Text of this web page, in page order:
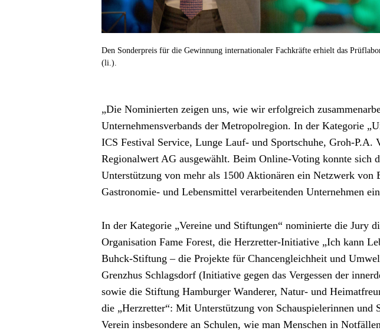
Den Sonderpreis für die Gewinnung internationaler Fachkräfte erhielt das
(li.).
„Die Nominierten zeigen uns, wie wir erfolgreich
Unternehmensverbands der Metropolregion. In der Kategorie
ICS Festival Service, Lunge Lauf- und Sportschuhe, Groh-
Regionalwert AG ausgewählt. Beim Online-Voting konnte sich
Unterstützung von mehr als 1500 Aktionären ein Netzwerk
Gastronomie- und Lebensmittel verarbeitenden Unternehmen
In der Kategorie „Vereine und Stiftungen“ nominierte die Jury
Organisation Fame Forest, die Herzretter-Initiative „Ich kann
Buhck-Stiftung – die Projekte für Chancengleichheit und
Grenzhus Schlagsdorf (Initiative gegen das Vergessen der
sowie die Stiftung Hamburger Wanderer, Natur- und
die „Herzretter“: Mit Unterstützung von Schauspielerinnen und
Verein insbesondere an Schulen, wie man Menschen in